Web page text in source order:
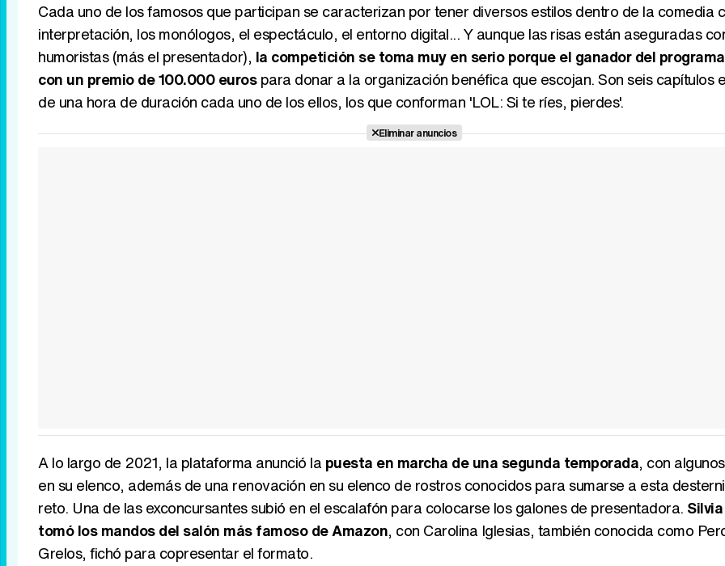
Cada uno de los famosos que participan se caracterizan por tener diversos estilos dentro de la comedia
interpretación, los monólogos, el espectáculo, el entorno digital... Y aunque las risas están aseguradas
humoristas (más el presentador), la competición se toma muy en serio porque el ganador del
con un premio de 100.000 eurospara donar a la organización benéfica que escojan. Son seis capítulos
de una hora de duración cada uno de los ellos, los que conforman 'LOL: Si te ríes, pierdes'.
Eliminar anuncios
A lo largo de 2021, la plataforma anunció la puesta en marcha de una segunda temporada, con
en su elenco, además de una renovación en su elenco de rostros conocidos para sumarse a esta
reto. Una de las exconcursantes subió en el escalafón para colocarse los galones de presentadora.
tomó los mandos del salón más famoso de Amazon, con Carolina Iglesias, también conocida como
Grelos, fichó para copresentar el formato.